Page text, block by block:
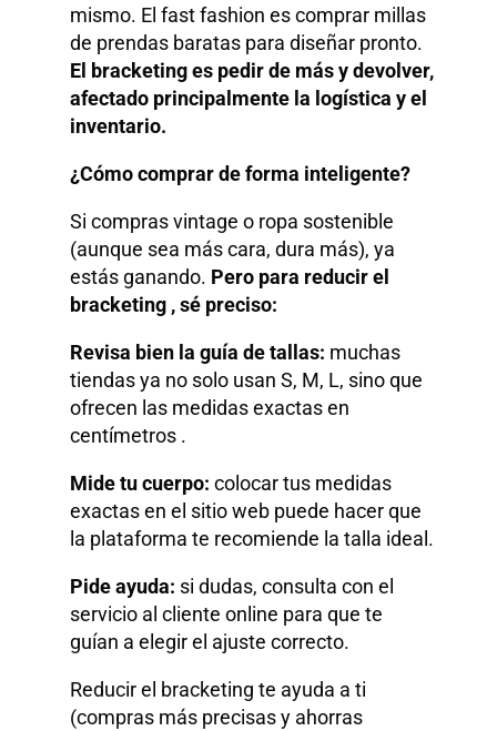
mismo. El fast fashion es comprar millas
de prendas baratas para diseñar pronto.
El bracketing es pedir de más y devolver,
afectado principalmente la logística y el
inventario.
¿Cómo comprar de forma inteligente?
Si compras vintage o ropa sostenible
(aunque sea más cara, dura más), ya
estás ganando. Pero para reducir el
bracketing , sé preciso:
Revisa bien la guía de tallas: muchas
tiendas ya no solo usan S, M, L, sino que
ofrecen las medidas exactas en
centímetros .
Mide tu cuerpo: colocar tus medidas
exactas en el sitio web puede hacer que
la plataforma te recomiende la talla ideal.
Pide ayuda: si dudas, consulta con el
servicio al cliente online para que te
guían a elegir el ajuste correcto.
Reducir el bracketing te ayuda a ti
(compras más precisas y ahorras